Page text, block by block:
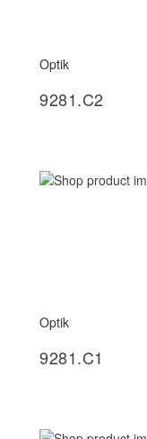
Optik
9281.C2
Optik
9281.C1